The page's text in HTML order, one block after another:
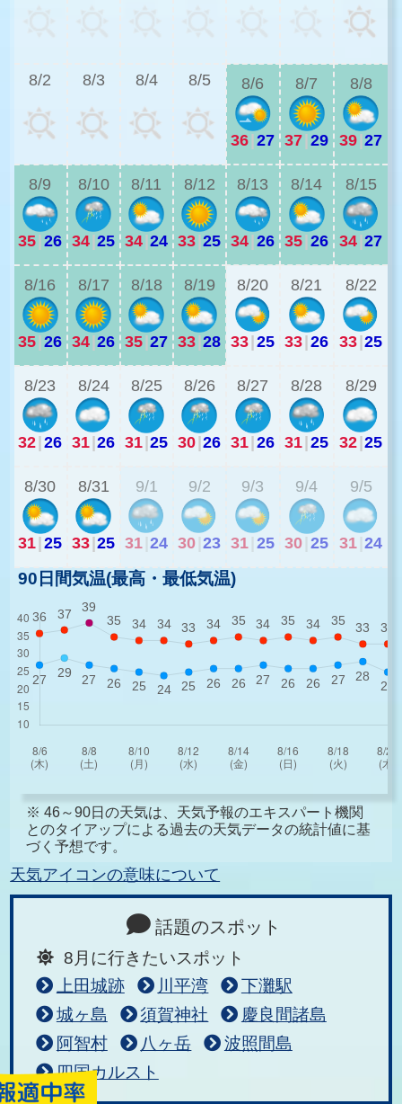
8/2 8/3 8/4 8/5 8/6
36|27
8/7
37|29
8/8
39|27
8/9
35|26
8/10
34|25
8/11
34|24
8/12
33|25
8/13
34|26
8/14
35|26
8/15
34|27
8/16
35|26
8/17
34|26
8/18
35|27
8/19
33|28
8/20
33|25
8/21
33|26
8/22
33|25
8/23
32|26
8/24
31|26
8/25
31|25
8/26
30|26
8/27
31|26
8/28
31|25
8/29
32|25
8/30
31|25
8/31
33|25
9/1
31 24
9/2
30 23
9/3
31 25
9/4
30 25
9/5
31 24
90日間気温(最高・最低気温)
※ 46～90日の天気は、天気予報のエキスパート機関
とのタイアップによる過去の天気データの統計値に基
づく予想です。
天気アイコンの意味について
話題のスポット
8月に行きたいスポット
上田城跡
川平湾
下灘駅
城ヶ島
須賀神社
慶良間諸島
阿智村
八ヶ岳
波照間島
四国カルスト